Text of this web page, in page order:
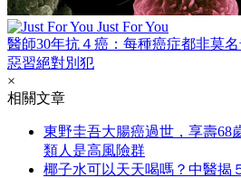
Just For You
醫師30年抗４癌：每種癌症都非莫
惡習絕對別犯
×
相關文章
東野圭吾大腸癌過世，享壽68
類人是高風險群
椰子水可以天天喝嗎？中醫揭